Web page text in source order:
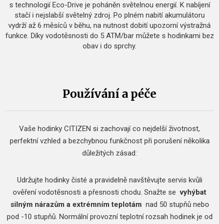
s technologií Eco-Drive je poháněn světelnou energií. K nabíjení
stačí i nejslabší světelný zdroj. Po plném nabití akumulátoru
vydrží až 6 měsíců v běhu, na nutnost dobití upozorní výstražná
funkce. Díky vodotěsnosti do 5 ATM/bar můžete s hodinkami bez
obav i do sprchy.
Používání a péče
Vaše hodinky CITIZEN si zachovají co nejdelší životnost,
perfektní vzhled a bezchybnou funkčnost při porušení několika
důležitých zásad:
Udržujte hodinky čisté a pravidelně navštěvujte servis kvůli
ověření vodotěsnosti a přesnosti chodu. Snažte sevyhýbat
silným nárazům a extrémním teplotám nad 50 stupňů nebo
pod -10 stupňů. Normální provozní teplotní rozsah hodinek je od